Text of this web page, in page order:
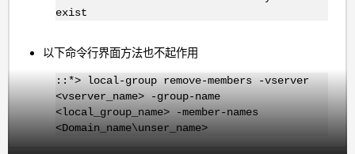
exist
以下命令行界面方法也不起作用
::*> local-group remove-members -vserver
<vserver_name> -group-name
<local_group_name> -member-names
<Domain_name\unser_name>